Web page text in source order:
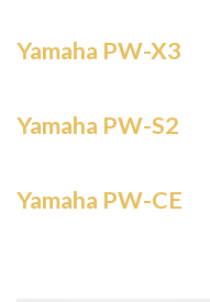
Yamaha PW-X3
Yamaha PW-S2
Yamaha PW-CE